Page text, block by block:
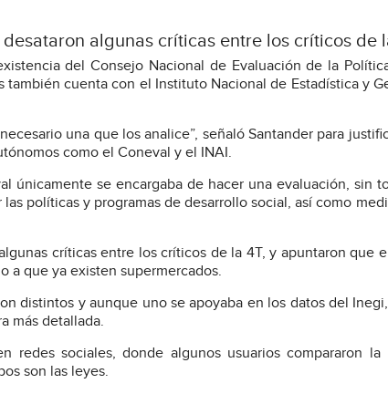
algunas críticas entre los críticos de
del Consejo Nacional de Evaluación de la
cuenta con el Instituto Nacional de Estadística y
una que los analice”, señaló Santander para
como el Coneval y el INAI.
únicamente se encargaba de hacer una evaluación, sin
políticas y programas de desarrollo social, así como
críticas entre los críticos de la 4T, y apuntaron que
a que ya existen supermercados.
distintos y aunque uno se apoyaba en los datos del
más detallada.
redes sociales, donde algunos usuarios compararon
son las leyes.